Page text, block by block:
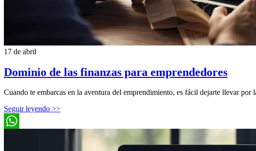
17 de abril
Dominio de las finanzas para emprendedores
Cuando te embarcas en la aventura del emprendimiento, es fácil dejarte llevar
Seguir leyendo >>